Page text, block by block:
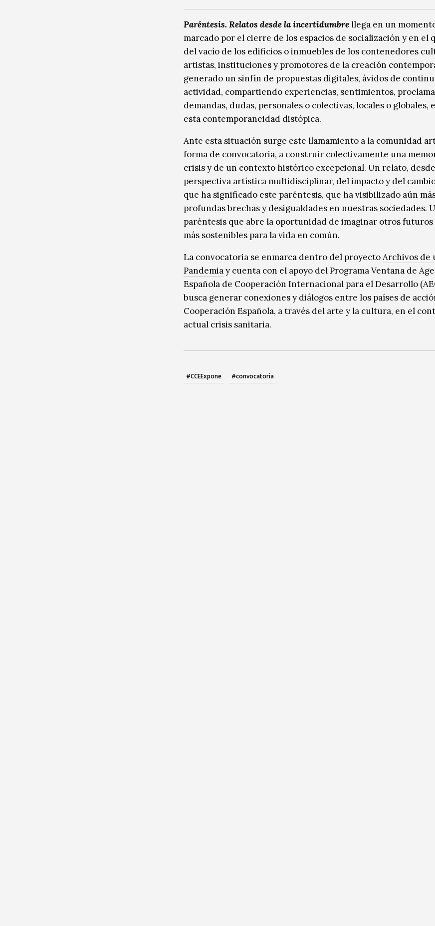
Paréntesis. Relatos desde la incertidumbrellega en un
marcado por el cierre de los espacios de socialización y en el
del vacío de los edificios o inmuebles de los contenedores
artistas, instituciones y promotores de la creación
generado un sinfín de propuestas digitales, ávidos de
actividad, compartiendo experiencias, sentimientos,
demandas, dudas, personales o colectivas, locales o globales,
esta contemporaneidad distópica.
Ante esta situación surge este llamamiento a la comunidad
forma de convocatoria, a construir colectivamente una
crisis y de un contexto histórico excepcional. Un relato,
perspectiva artística multidisciplinar, del impacto y del
que ha significado este paréntesis, que ha visibilizado aún
profundas brechas y desigualdades en nuestras sociedades.
paréntesis que abre la oportunidad de imaginar otros futuros
más sostenibles para la vida en común.
La convocatoria se enmarca dentro del proyectoArchivos de
Pandemiay cuenta con el apoyo del Programa Ventana de
Española de Cooperación Internacional para el Desarrollo
busca generar conexiones y diálogos entre los países de
Cooperación Española, a través del arte y la cultura, en el
actual crisis sanitaria.
#CCEExpone #convocatoria